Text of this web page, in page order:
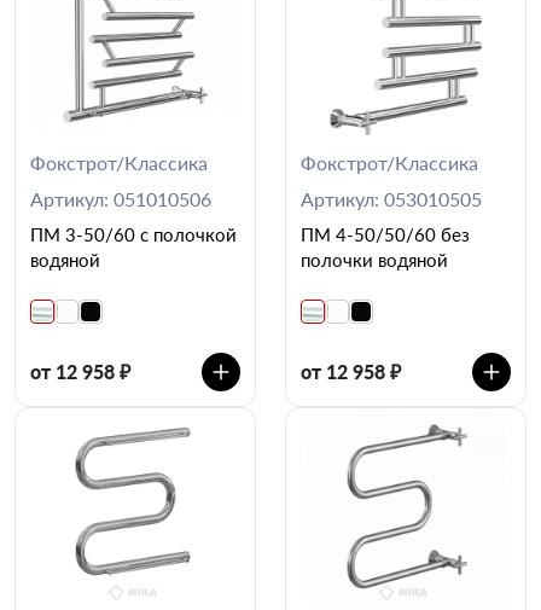
Фокстрот/Классика
Артикул: 051010506
ПМ 3-50/60 с полочкой
водяной
от 12 958 ₽
Фокстрот/Классика
Артикул: 053010505
ПМ 4-50/50/60 без
полочки водяной
от 12 958 ₽